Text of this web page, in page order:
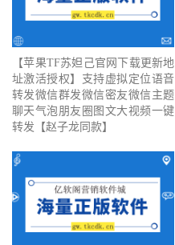
【苹果TF苏妲己官网下载更新地
址激活授权】支持虚拟定位语音
转发微信群发微信密友微信主题
聊天气泡朋友圈图文大视频一键
转发【赵子龙同款】